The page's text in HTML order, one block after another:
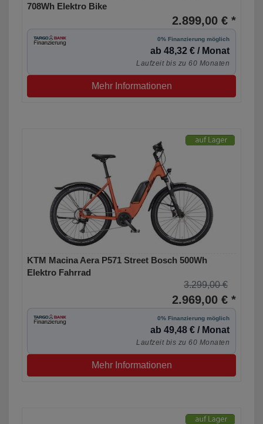
708Wh Elektro Bike
2.899,00 € *
0% Finanzierung möglich
ab 48,32 € / Monat
Laufzeit bis zu 60 Monaten
Mehr Informationen
KTM Macina Aera P571 Street Bosch 500Wh
Elektro Fahrrad
3.299,00 €
2.969,00 € *
0% Finanzierung möglich
ab 49,48 € / Monat
Laufzeit bis zu 60 Monaten
Mehr Informationen